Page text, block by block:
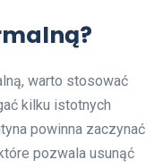
warto stosować
kilku istotnych
powinna zaczynać
pozwala usunąć